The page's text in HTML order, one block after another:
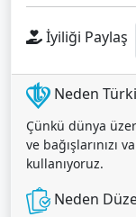
İyiliği Paylaş
Neden
Çünkü dünya
ve bağışlarınızı
kullanıyoruz.
Neden